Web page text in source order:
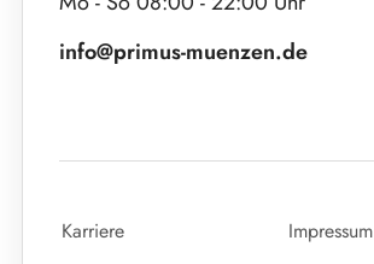
info@primus-muenzen.de
Karriere
Impressum